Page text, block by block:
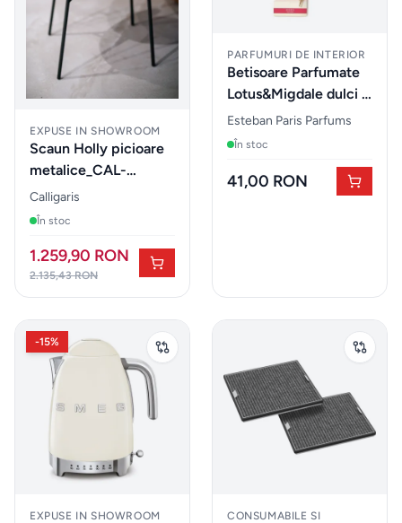
Parfumuri
pentru
auto
MOBILIER
EXTERIOR
Mobilier
lounge
de
exterior
& textile
EXPUSE IN SHOWROOM
Scaun Holly picioare
metalice_CAL-
CS2037 - OUTLET
Calligaris
În stoc
1.259,90 RON
2.135,43 RON
PARFUMURI DE INTERIOR
Betisoare Parfumate
Lotus&Migdale dulci -
Esteban Paris Parfums
Esteban Paris Parfums
În stoc
41,00 RON
-15%
EXPUSE IN SHOWROOM
CONSUMABILE SI